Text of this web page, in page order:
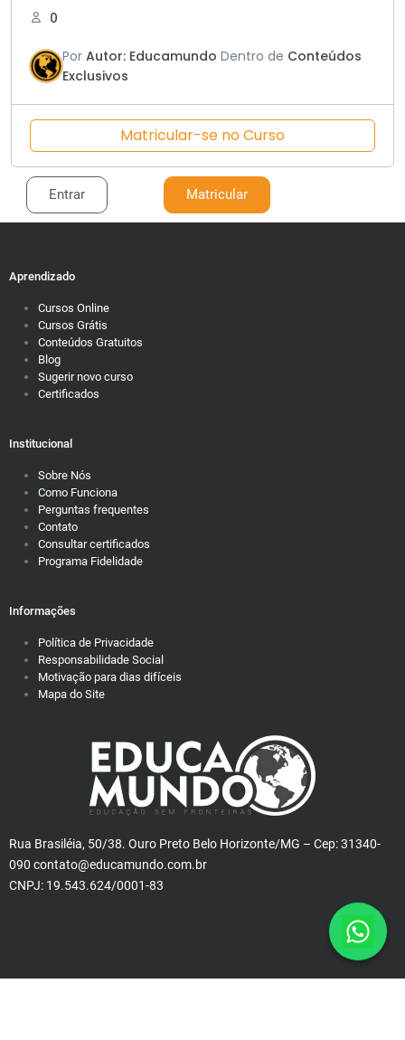
0
Por Autor: Educamundo Dentro de Conteúdos
Exclusivos
Matricular-se no Curso
Entrar Matricular
Aprendizado
Cursos Online
Cursos Grátis
Conteúdos Gratuitos
Blog
Sugerir novo curso
Certificados
Institucional
Sobre Nós
Como Funciona
Perguntas frequentes
Contato
Consultar certificados
Programa Fidelidade
Informações
Política de Privacidade
Responsabilidade Social
Motivação para dias difíceis
Mapa do Site
Rua Brasiléia, 50/38. Ouro Preto Belo Horizonte/MG – Cep: 31340-
090 contato@educamundo.com.br
CNPJ: 19.543.624/0001-83